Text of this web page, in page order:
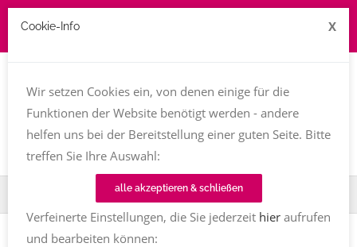
Fachfrauenmarkt Mandy Ahlendorf
Cookie-Info X
Wir setzen Cookies ein, von denen einige für die
Funktionen der Website benötigt werden - andere
helfen uns bei der Bereitstellung einer guten Seite. Bitte
treffen Sie Ihre Auswahl:
alle akzeptieren & schließen
Verfeinerte Einstellungen, die Sie jederzeit hieraufrufen
und bearbeiten können: